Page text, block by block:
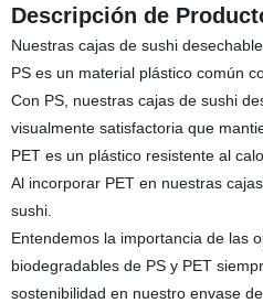
Descripción de
Nuestras cajas de sushi
PS es un material plástico común
Con PS, nuestras cajas de sushi
visualmente satisfactoria que
PET es un plástico resistente al
Al incorporar PET en nuestras
sushi.
Entendemos la importancia de las
biodegradables de PS y PET
sostenibilidad en nuestro envase